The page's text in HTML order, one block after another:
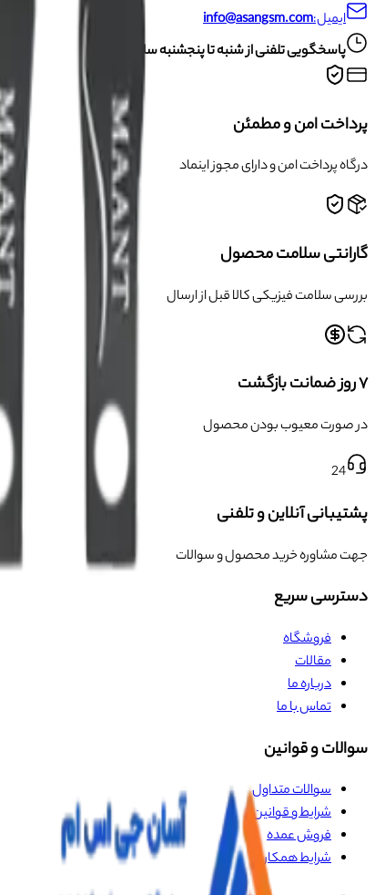
ایمیل:info@asangsm.com
پاسخگویی تلفنی از شنبه تا پنجشنبه ساعت ۱۰ الی ۱۹
پرداخت امن و مطمئن
درگاه پرداخت امن و دارای مجوز اینماد
گارانتی سلامت محصول
بررسی سلامت فیزیکی کالا قبل از ارسال
۷ روز ضمانت بازگشت
در صورت معیوب بودن محصول
24
پشتیبانی آنلاین و تلفنی
جهت مشاوره خرید محصول و سوالات
دسترسی سریع
فروشگاه
مقالات
درباره ما
تماس با ما
سوالات و قوانین
سوالات متداول
شرایط و قوانین
فروش عمده
شرایط همکاری